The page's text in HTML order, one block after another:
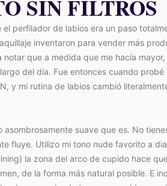
SIN FILTROS
el perfilador de labios era un paso
inventaron para vender más
notar que a medida que me hacía
del día. Fue entonces cuando probé
y mi rutina de labios cambió
asombrosamente suave que es. No
fluye. Utilizo mi tono nude favorito a
la zona del arco de cupido hace
de la forma más natural posible. E